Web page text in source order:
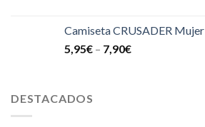
Camiseta CRUSADER Mujer
5,95€ – 7,90€
DESTACADOS